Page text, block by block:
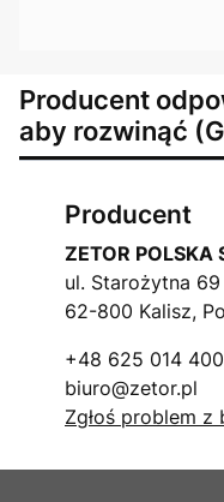
Producent
aby rozwinąć
Producent
ZETOR POLSKA
ul. Starożytna 69
62-800 Kalisz,
+48 625 014 400
biuro@zetor.pl
Zgłoś problem